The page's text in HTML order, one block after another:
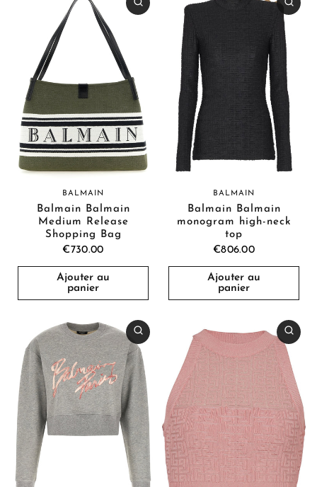
BALMAIN
Balmain Balmain
Medium Release
Shopping Bag
€730.00
Ajouter au
panier
BALMAIN
Balmain Balmain
monogram high-neck
top
€806.00
Ajouter au
panier